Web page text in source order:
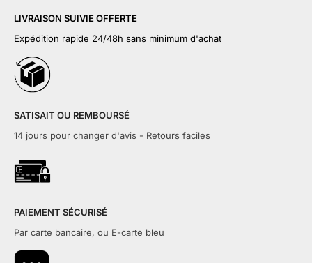
LIVRAISON SUIVIE OFFERTE
Expédition rapide 24/48h sans minimum d'achat
SATISAIT OU REMBOURSÉ
14 jours pour changer d'avis - Retours faciles
PAIEMENT SÉCURISÉ
Par carte bancaire, ou E-carte bleu